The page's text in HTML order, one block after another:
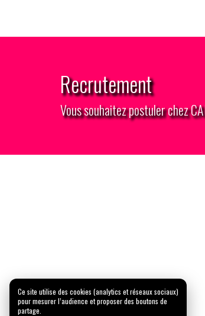
Recrutement
Vous souhaitez postuler chez
Ce site utilise des cookies (analytics et réseaux sociaux)
pour mesurer l’audience et proposer des boutons de
partage.